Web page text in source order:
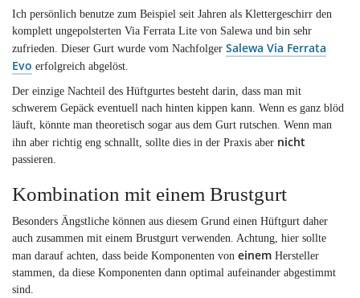
Ich persönlich benutze zum Beispiel seit Jahren als Klettergeschirr den
komplett ungepolsterten Via Ferrata Lite von Salewa und bin sehr
zufrieden. Dieser Gurt wurde vom Nachfolger Salewa Via Ferrata
Evo erfolgreich abgelöst.
Der einzige Nachteil des Hüftgurtes besteht darin, dass man mit
schwerem Gepäck eventuell nach hinten kippen kann. Wenn es ganz blöd
läuft, könnte man theoretisch sogar aus dem Gurt rutschen. Wenn man
ihn aber richtig eng schnallt, sollte dies in der Praxis aber nicht
passieren.
Kombination mit einem Brustgurt
Besonders Ängstliche können aus diesem Grund einen Hüftgurt daher
auch zusammen mit einem Brustgurt verwenden. Achtung, hier sollte
man darauf achten, dass beide Komponenten von einem Hersteller
stammen, da diese Komponenten dann optimal aufeinander abgestimmt
sind.